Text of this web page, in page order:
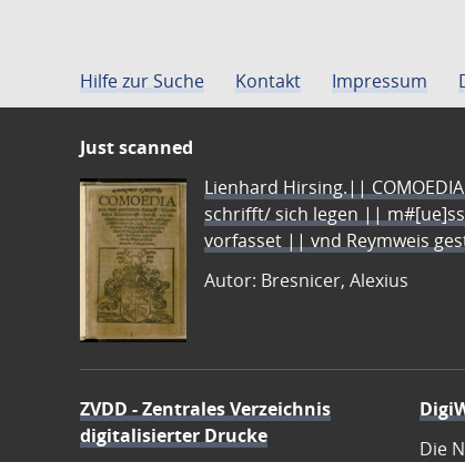
Hilfe zur Suche Kontakt Impressum
Just scanned
Lienhard Hirsing.||
schrifft/ sich legen ||
vorfasset || vnd Reymweis
Autor: Bresnicer, Alexius
ZVDD - Zentrales Verzeichnis
digitalisierter Drucke
Die